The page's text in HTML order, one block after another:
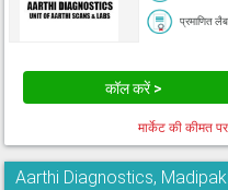
प्रमाणित लैब
कॉल करें >
मार्केट की कीमत पर
Aarthi Diagnostics,